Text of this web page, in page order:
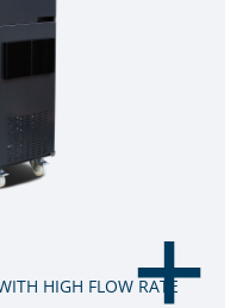
HIGH FLOW RATE